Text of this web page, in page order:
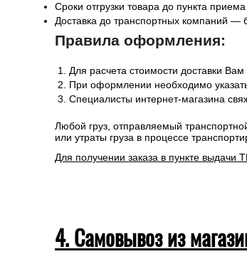
Сроки отгрузки товара до пункта
Доставка до транспортных компаний —
Правила оформления:
Для расчета стоимости доставки
При оформлении необходимо
Специалисты интернет-магазина
Любой груз, отправляемый
или утраты груза в процессе
Для получении заказа в пункте выдачи
4. Самовывоз из